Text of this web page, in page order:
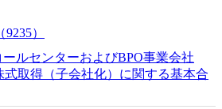
）
ールセンターおよびBPO事業会社
式取得（子会社化）に関する基本合